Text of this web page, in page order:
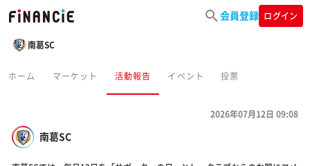
会員登録 ログイン
南葛SC
ホーム マーケット 活動報告 イベント 投票
南葛SC
2026年07月12日 09:08